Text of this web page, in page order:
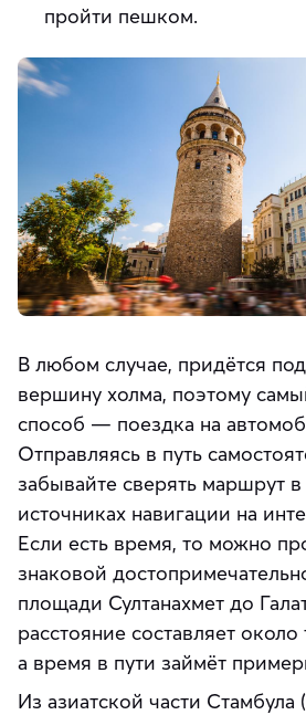
пройти пешком.
В любом случае, придётся
вершину холма, поэтому
способ — поездка на
Отправляясь в путь
забывайте сверять маршрут
источниках навигации на
Если есть время, то можно
знаковой
площади Султанахмет до
расстояние составляет
а время в пути займёт
Из азиатской части